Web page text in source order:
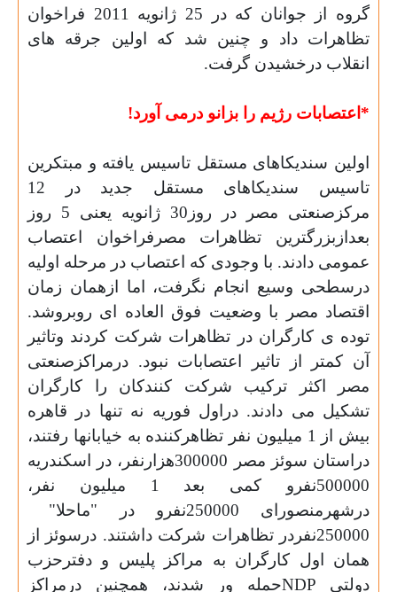
گروه از جوانان که در 25 ژانویه 2011 فراخوان
تظاهرات داد و چنین شد که اولین جرقه های
انقلاب درخشیدن گرفت.
* اعتصابات رژیم را بزانو درمی آورد!
اولین سندیکاهای مستقل تاسیس یافته و مبتکرین
تاسیس سندیکاهای مستقل جدید در 12
مرکزصنعتی مصر در روز30 ژانویه یعنی 5 روز
بعدازبزرگترین تظاهرات مصرفراخوان اعتصاب
عمومی دادند. با وجودی که اعتصاب در مرحله اولیه
درسطحی وسیع انجام نگرفت، اما ازهمان زمان
اقتصاد مصر با وضعیت فوق العاده ای روبروشد.
توده ی کارگران در تظاهرات شرکت کردند وتاثیر
آن کمتر از تاثیر اعتصابات نبود. درمراکزصنعتی
مصر اکثر ترکیب شرکت کنندکان را کارگران
تشکیل می دادند. دراول فوریه نه تنها در قاهره
بیش از 1 میلیون نفر تظاهرکننده به خیابانها رفتند،
دراستان سوئز مصر 300000هزارنفر، در اسکندریه
500000نفرو کمی بعد 1 میلیون نفر،
درشهرمنصورای 250000نفرو در "ماحلا"
250000نفردر تظاهرات شرکت داشتند. درسوئز از
همان اول کارگران به مراکز پلیس و دفترحزب
دولتی NDPحمله ور شدند، همچنین درمراکز